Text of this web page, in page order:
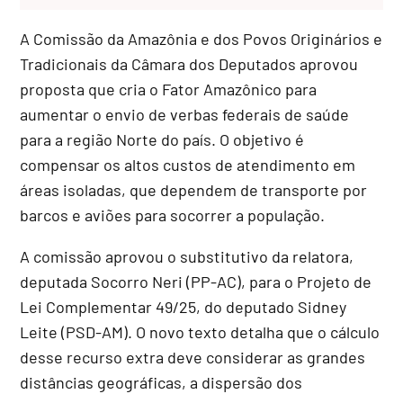
A Comissão da Amazônia e dos Povos Originários e
Tradicionais da Câmara dos Deputados aprovou
proposta que cria o Fator Amazônico para
aumentar o envio de verbas federais de saúde
para a região Norte do país. O objetivo é
compensar os altos custos de atendimento em
áreas isoladas, que dependem de transporte por
barcos e aviões para socorrer a população.
A comissão aprovou o substitutivo da relatora,
deputada Socorro Neri (PP-AC), para o Projeto de
Lei Complementar 49/25, do deputado Sidney
Leite (PSD-AM). O novo texto detalha que o cálculo
desse recurso extra deve considerar as grandes
distâncias geográficas, a dispersão dos